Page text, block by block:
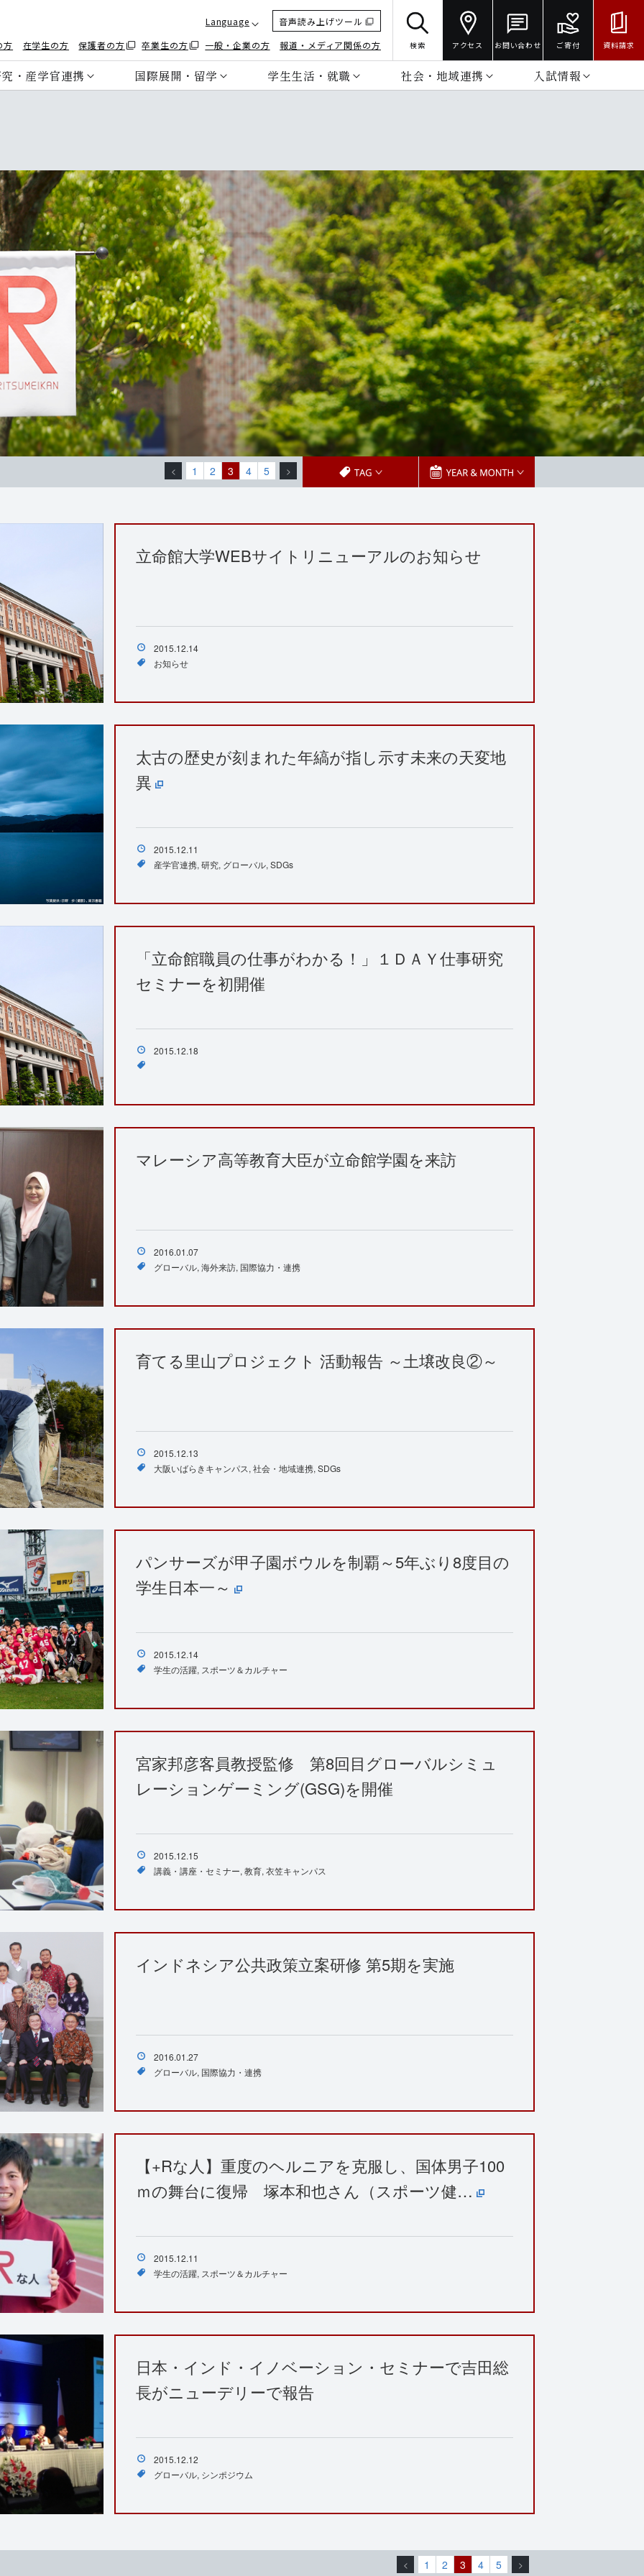
Language
音声読み上げツール
方
在学生の方 保護者の方 卒業生の方 一般・企業の方 報道・メディア関係の方 検索 アクセス お問い合わせ ご寄付 資料請求
・産学官連携 国際展開・留学 学生生活・就職 社会・地域連携 入試情報
< 1 2 3 4 5 >
立命館大学WEBサイトリニューアルのお知らせ
2015.12.14
お知らせ
太古の歴史が刻まれた年縞が指し示す未来の天変地
異
2015.12.11
産学官連携 研究 グローバル SDGs
「立命館職員の仕事がわかる！」１ＤＡＹ仕事研究
セミナーを初開催
2015.12.18
マレーシア高等教育大臣が立命館学園を来訪
2016.01.07
グローバル 海外来訪 国際協力・連携
育てる里山プロジェクト 活動報告 ～土壌改良②～
2015.12.13
大阪いばらきキャンパス 社会・地域連携 SDGs
パンサーズが甲子園ボウルを制覇～5年ぶり8度目の
学生日本一～
2015.12.14
学生の活躍 スポーツ＆カルチャー
宮家邦彦客員教授監修 第8回目グローバルシミュ
レーションゲーミング(GSG)を開催
2015.12.15
講義・講座・セミナー 教育 衣笠キャンパス
インドネシア公共政策立案研修 第5期を実施
2016.01.27
グローバル 国際協力・連携
【+Rな人】重度のヘルニアを克服し、国体男子100
ｍの舞台に復帰 塚本和也さん（スポーツ健…
2015.12.11
学生の活躍 スポーツ＆カルチャー
日本・インド・イノベーション・セミナーで吉田総
長がニューデリーで報告
2015.12.12
グローバル シンポジウム
< 1 2 3 4 5 >